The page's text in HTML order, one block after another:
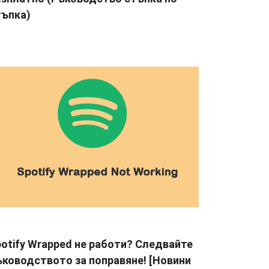
Wrapped не работи? Следвайте
за поправяне! [Новини